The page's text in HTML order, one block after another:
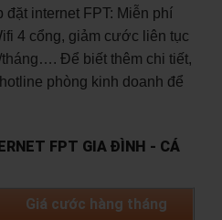
đặt internet FPT: Miễn phí
4 cổng, giảm cước liên tục
Để biết thêm chi tiết,
phòng kinh doanh để
FPT GIA ĐÌNH - CÁ
Giá cước hàng tháng